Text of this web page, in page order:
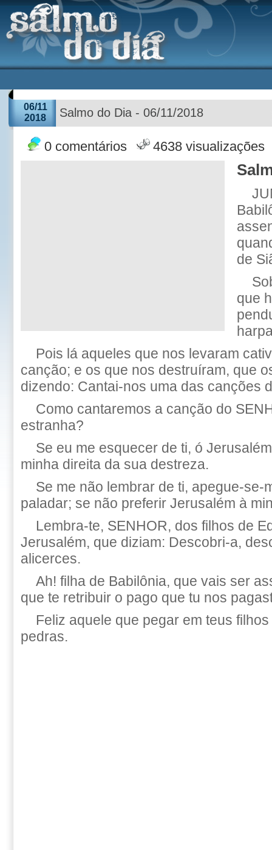
06/11
2018
Salmo do Dia - 06/11/2018
0 comentários 4638 visualizações
de
que
Pois lá aqueles que nos levaram
canção; e os que nos destruíram, que
dizendo: Cantai-nos uma das canções
Como cantaremos a canção do
estranha?
Se eu me esquecer de ti, ó
minha direita da sua destreza.
Se me não lembrar de ti, apegue-se-
paladar; se não preferir Jerusalém à
Lembra-te, SENHOR, dos filhos de
Jerusalém, que diziam: Descobri-a,
alicerces.
Ah! filha de Babilônia, que vais ser
que te retribuir o pago que tu nos
Feliz aquele que pegar em teus
pedras.